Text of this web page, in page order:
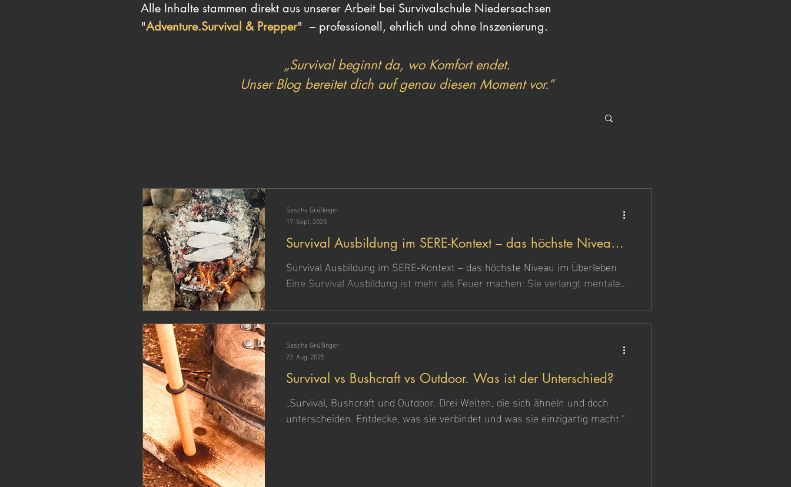
Alle Inhalte stammen direkt aus unserer Arbeit bei Survivalschule Niedersachsen
"Adventure.Survival & Prepper" – professionell, ehrlich und ohne Inszenierung.
„Survival beginnt da, wo Komfort endet.
Unser Blog bereitet dich auf genau diesen Moment vor.“
Survival Ausbildung im SERE-Kontext – das höchste Niveau
im Überleben
Survival Ausbildung im SERE-Kontext – das höchste Niveau im Überleben
Eine Survival Ausbildung ist mehr als Feuer machen: Sie verlangt mentale
Resistance, Escape + Recovery) gilt international als höchster Standard. Wir
bieten kein militärisches SERE Training, integrieren aber Elemente daraus –
praxisnah, sicher und angepasst für Zivilisten.
Sascha Grüßinger
17. Sept. 2025
Survival vs Bushcraft vs Outdoor. Was ist der Unterschied?
„Survival, Bushcraft und Outdoor. Drei Welten, die sich ähneln und doch
unterscheiden. Entdecke, was sie verbindet und was sie einzigartig macht.“
Sascha Grüßinger
22. Aug. 2025